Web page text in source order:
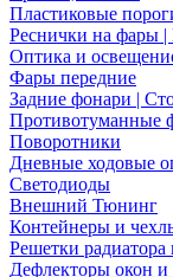
Пластиковые
Реснички на фары |
Оптика и
Фары передние
Задние фонари |
Противотуманные
Поворотники
Дневные ходовые
Светодиоды
Внешний Тюнинг
Контейнеры и
Решетки радиатора
Дефлекторы окон и